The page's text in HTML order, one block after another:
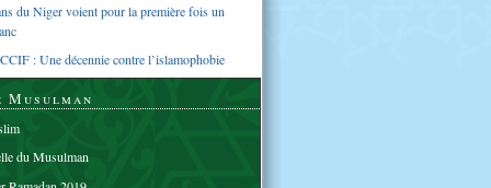
du Niger voient pour la première fois un
: Une décennie contre l’islamophobie
Musulman
du Musulman